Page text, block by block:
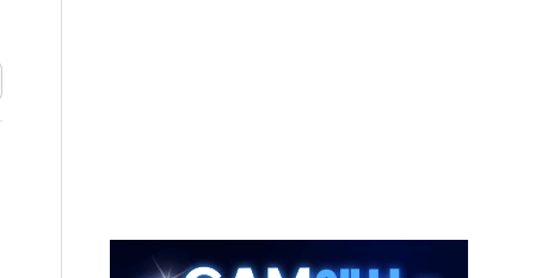
기후부 장관 "예측범위 벗어나도 즉시대응"
연, AI 위험기상 기술 개발
사 무마' 유병호 감사위원 구속 기소